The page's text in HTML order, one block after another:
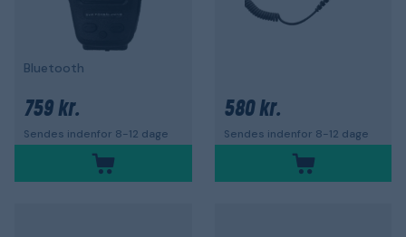
Bluetooth
759 kr.
Sendes indenfor 8-12 dage
580 kr.
Sendes indenfor 8-12 dage